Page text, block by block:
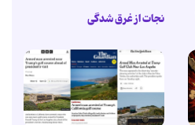
نجات از غرق شدگی